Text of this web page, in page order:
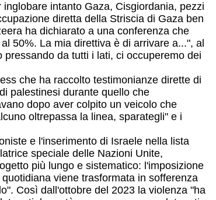
intanto Gaza, Cisgiordania, pezzi
diretta della Striscia di Gaza ben
ha dichiarato a una conferenza che
50%. La mia direttiva è di arrivare a...", al
da tutti i lati, ci occuperemo dei
che ha raccolto testimonianze dirette di
palestinesi durante quello che
dopo aver colpito un veicolo che
oltrepassa la linea, sparategli" e i
e l'inserimento di Israele nella lista
speciale delle Nazioni Unite,
più lungo e sistematico: l'imposizione
viene trasformata in sofferenza
Così dall'ottobre del 2023 la violenza "ha